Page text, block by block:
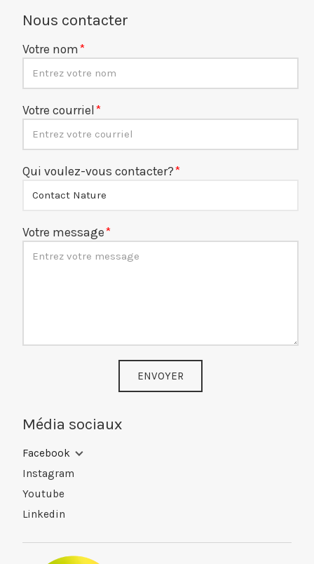
Nous contacter
Votre nom
Votre courriel
Qui voulez-vous contacter?
Votre message
ENVOYER
Média sociaux
Facebook
Instagram
Youtube
Linkedin